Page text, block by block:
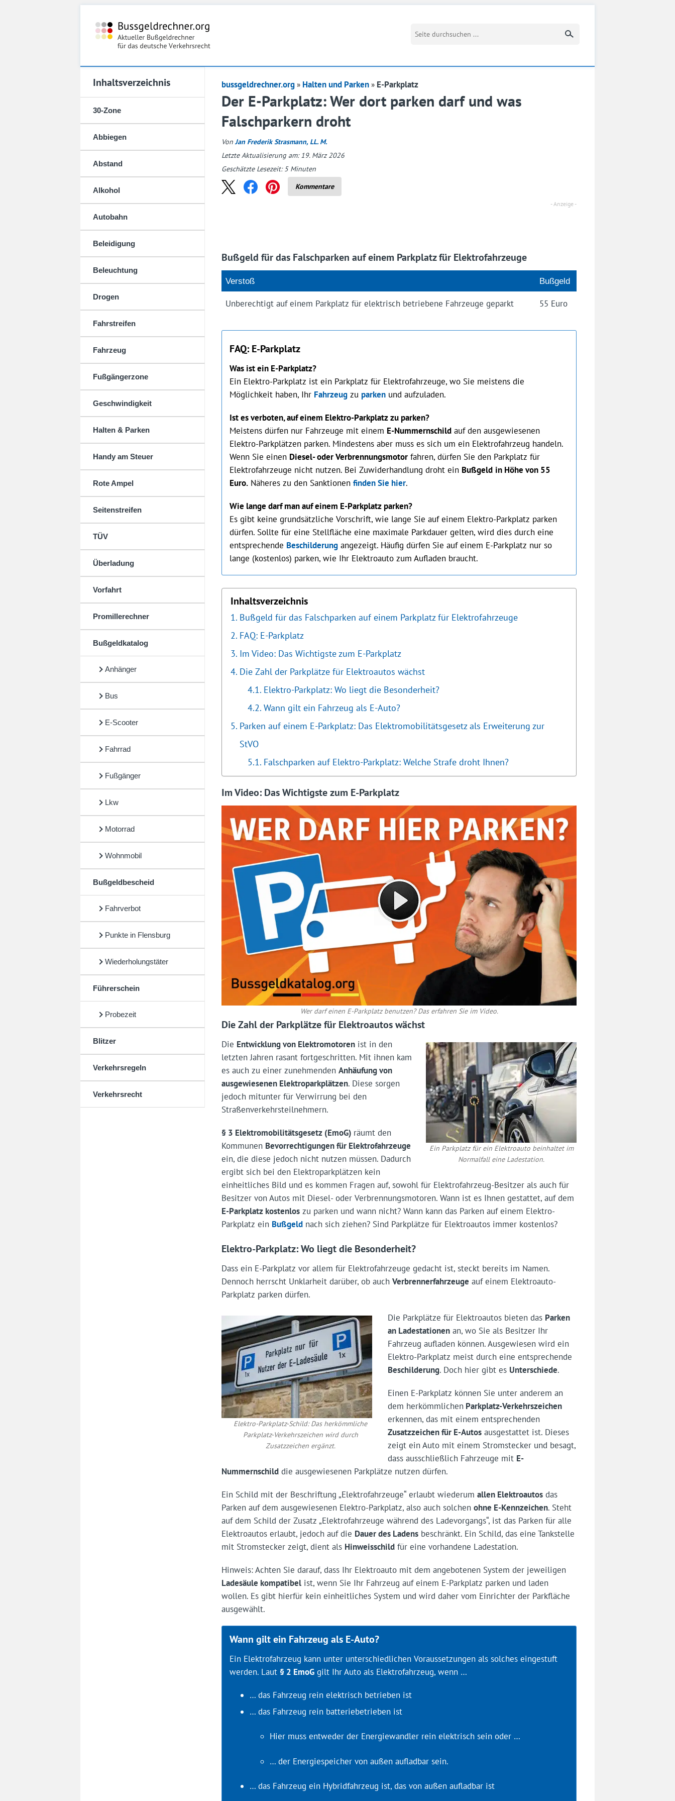
Suchbegriff eingeben
Inhaltsverzeichnis
30-Zone
Abbiegen
Abstand
Alkohol
Autobahn
Beleidigung
Beleuchtung
Drogen
Fahrstreifen
Fahrzeug
Fußgängerzone
Geschwindigkeit
Halten & Parken
Handy am Steuer
Rote Ampel
Seitenstreifen
TÜV
Überladung
Vorfahrt
Promillerechner
Bußgeldkatalog
Anhänger
Bus
E-Scooter
Fahrrad
Fußgänger
Lkw
Motorrad
Wohnmobil
Bußgeldbescheid
Fahrverbot
Punkte in Flensburg
Wiederholungstäter
Führerschein
Probezeit
Blitzer
Verkehrsregeln
Verkehrsrecht
bussgeldrechner.org Halten und Parken E-Parkplatz
Der E-Parkplatz: Wer dort parken darf und was
Falschparkern droht
Von Jan Frederik Strasmann, LL. M.
Letzte Aktualisierung am: 19. März 2026
Geschätzte Lesezeit:5 Minuten
Kommentare
Bußgeld für das Falschparken auf einem Parkplatz für Elektrofahrzeuge
Verstoß Bußgeld
Unberechtigt auf einem Parkplatz für elektrisch betriebene Fahrzeuge geparkt 55 Euro
FAQ: E-Parkplatz
Was ist ein E-Parkplatz?
Ein Elektro-Parkplatz ist ein Parkplatz für Elektrofahrzeuge, wo Sie meistens die
Möglichkeit haben, Ihr Fahrzeugzu parkenund aufzuladen.
Ist es verboten, auf einem Elektro-Parkplatz zu parken?
Meistens dürfen nur Fahrzeuge mit einem E-Nummernschildauf den ausgewiesenen
Elektro-Parkplätzen parken. Mindestens aber muss es sich um ein Elektrofahrzeug handeln.
Wenn Sie einen Diesel- oder Verbrennungsmotorfahren, dürfen Sie den Parkplatz für
Elektrofahrzeuge nicht nutzen. Bei Zuwiderhandlung droht ein Bußgeld in Höhe von 55
Euro.Näheres zu den Sanktionen finden Sie hier.
Wie lange darf man auf einem E-Parkplatz parken?
Es gibt keine grundsätzliche Vorschrift, wie lange Sie auf einem Elektro-Parkplatz parken
dürfen. Sollte für eine Stellfläche eine maximale Parkdauer gelten, wird dies durch eine
entsprechende Beschilderungangezeigt. Häufig dürfen Sie auf einem E-Parkplatz nur so
lange (kostenlos) parken, wie Ihr Elektroauto zum Aufladen braucht.
Inhaltsverzeichnis
Bußgeld für das Falschparken auf einem Parkplatz für Elektrofahrzeuge
FAQ: E-Parkplatz
Im Video: Das Wichtigste zum E-Parkplatz
Die Zahl der Parkplätze für Elektroautos wächst
Elektro-Parkplatz: Wo liegt die Besonderheit?
Wann gilt ein Fahrzeug als E-Auto?
Parken auf einem E-Parkplatz: Das Elektromobilitätsgesetz als Erweiterung zur
StVO
Falschparken auf Elektro-Parkplatz: Welche Strafe droht Ihnen?
Im Video: Das Wichtigste zum E-Parkplatz
Wer darf einen E-Parkplatz benutzen? Das erfahren Sie im Video.
Die Zahl der Parkplätze für Elektroautos wächst
Ein Parkplatz für ein Elektroauto beinhaltet im
Normalfall eine Ladestation.
Die Entwicklung von Elektromotorenist in den
letzten Jahren rasant fortgeschritten. Mit ihnen kam
es auch zu einer zunehmenden Anhäufung von
ausgewiesenen Elektroparkplätzen. Diese sorgen
jedoch mitunter für Verwirrung bei den
Straßenverkehrsteilnehmern.
§ 3 Elektromobilitätsgesetz (EmoG) räumt den
Kommunen Bevorrechtigungen für Elektrofahrzeuge
ein, die diese jedoch nicht nutzen müssen. Dadurch
ergibt sich bei den Elektroparkplätzen kein
einheitliches Bild und es kommen Fragen auf, sowohl für Elektrofahrzeug-Besitzer als auch für
Besitzer von Autos mit Diesel- oder Verbrennungsmotoren. Wann ist es Ihnen gestattet, auf dem
E-Parkplatz kostenloszu parken und wann nicht? Wann kann das Parken auf einem Elektro-
Parkplatz ein Bußgeldnach sich ziehen? Sind Parkplätze für Elektroautos immer kostenlos?
Elektro-Parkplatz: Wo liegt die Besonderheit?
Dass ein E-Parkplatz vor allem für Elektrofahrzeuge gedacht ist, steckt bereits im Namen.
Dennoch herrscht Unklarheit darüber, ob auch Verbrennerfahrzeuge auf einem Elektroauto-
Parkplatz parken dürfen.
Elektro-Parkplatz-Schild: Das herkömmliche
Parkplatz-Verkehrszeichen wird durch
Zusatzzeichen ergänzt.
Die Parkplätze für Elektroautos bieten das Parken
an Ladestationen an, wo Sie als Besitzer Ihr
Fahrzeug aufladen können. Ausgewiesen wird ein
Elektro-Parkplatz meist durch eine entsprechende
Beschilderung. Doch hier gibt es Unterschiede.
Einen E-Parkplatz können Sie unter anderem an
dem herkömmlichen Parkplatz-Verkehrszeichen
erkennen, das mit einem entsprechenden
Zusatzzeichen für E-Autos ausgestattet ist. Dieses
zeigt ein Auto mit einem Stromstecker und besagt,
dass ausschließlich Fahrzeuge mit E-
Nummernschilddie ausgewiesenen Parkplätze nutzen dürfen.
Ein Schild mit der Beschriftung „Elektrofahrzeuge“ erlaubt wiederum allen Elektroautosdas
Parken auf dem ausgewiesenen Elektro-Parkplatz, also auch solchen ohne E-Kennzeichen. Steht
auf dem Schild der Zusatz „Elektrofahrzeuge während des Ladevorgangs“, ist das Parken für alle
Elektroautos erlaubt, jedoch auf die Dauer des Ladensbeschränkt. Ein Schild, das eine Tankstelle
mit Stromstecker zeigt, dient als Hinweisschildfür eine vorhandene Ladestation.
Hinweis: Achten Sie darauf, dass Ihr Elektroauto mit dem angebotenen System der jeweiligen
Ladesäule kompatibelist, wenn Sie Ihr Fahrzeug auf einem E-Parkplatz parken und laden
wollen. Es gibt hierfür kein einheitliches System und wird daher vom Einrichter der Parkfläche
ausgewählt.
Wann gilt ein Fahrzeug als E-Auto?
Ein Elektrofahrzeug kann unter unterschiedlichen Voraussetzungen als solches eingestuft
werden. Laut § 2 EmoGgilt Ihr Auto als Elektrofahrzeug, wenn …
… das Fahrzeug rein elektrisch betrieben ist
… das Fahrzeug rein batteriebetrieben ist
Hier muss entweder der Energiewandler rein elektrisch sein oder …
… der Energiespeicher von außen aufladbar sein.
… das Fahrzeug ein Hybridfahrzeug ist, das von außen aufladbar ist